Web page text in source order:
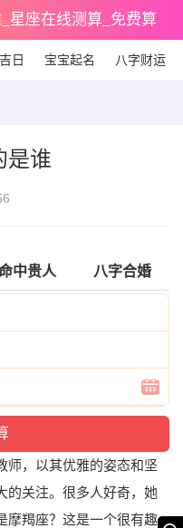
星座在线测算_免费算
日 宝宝起名 八字财运
是谁
中贵人 八字合婚
师，以其优雅的姿态和坚
的关注。很多人好奇，她
摩羯座？这是一个很有趣